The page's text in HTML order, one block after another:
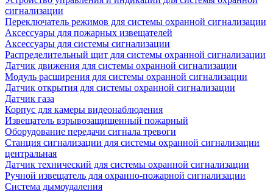
сигнализации
Переключатель режимов для системы охранной сигнализации
Аксессуары для пожарных извещателей
Аксессуары для системы сигнализации
Распределительный щит для системы охранной сигнализации
Датчик движения для системы охранной сигнализации
Модуль расширения для системы охранной сигнализации
Датчик открытия для системы охранной сигнализации
Датчик газа
Корпус для камеры видеонаблюдения
Извещатель взрывозащищенный пожарный
Оборудование передачи сигнала тревоги
Станция сигнализации для системы охранной сигнализации
центральная
Датчик технический для системы охранной сигнализации
Ручной извещатель для охранно-пожарной сигнализации
Система дымоудаления